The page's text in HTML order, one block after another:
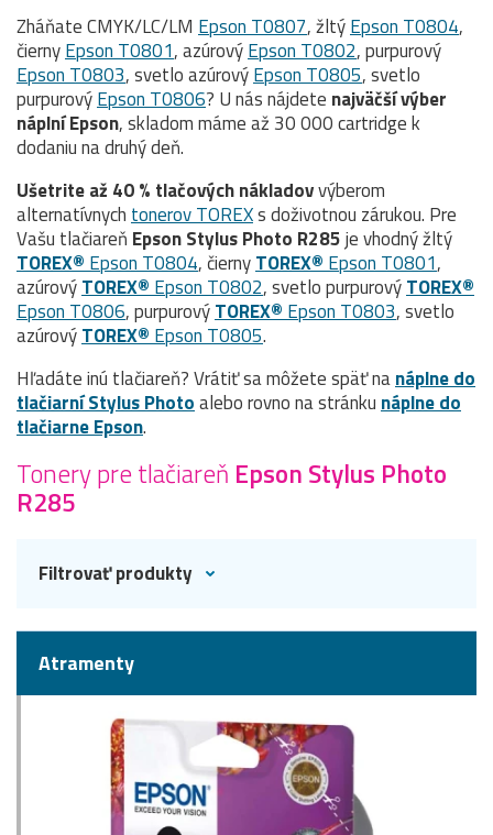
Zháňate CMYK/LC/LM Epson T0807, žltýEpson T0804,
čiernyEpson T0801, azúrovýEpson T0802, purpurový
Epson T0803, svetlo azúrovýEpson T0805, svetlo
purpurovýEpson T0806? U nás nájdete najväčší výber
náplní Epson, skladom máme až 30 000 cartridge k
dodaniu na druhý deň.
Ušetrite až 40 % tlačových nákladovvýberom
alternatívnychtonerov TOREXs doživotnou zárukou. Pre
Vašu tlačiareň Epson Stylus Photo R285je vhodný žltý
TOREX®Epson T0804, čiernyTOREX®Epson T0801,
azúrovýTOREX®Epson T0802, svetlo purpurovýTOREX®
Epson T0806, purpurovýTOREX®Epson T0803, svetlo
azúrovýTOREX®Epson T0805.
Hľadáte inú tlačiareň? Vrátiť sa môžete späť nanáplne do
tlačiarní Stylus Photoalebo rovno na stránkunáplne do
tlačiarne Epson.
Tonery pre tlačiareň Epson Stylus Photo
R285
Filtrovať produkty
Atramenty